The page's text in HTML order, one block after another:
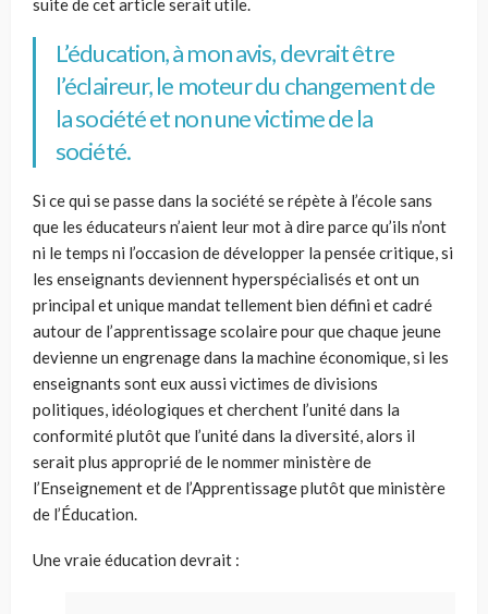
suite de cet article serait utile.
L’éducation, à mon avis, devrait être
l’éclaireur, le moteur du changement de
la société et non une victime de la
société.
Si ce qui se passe dans la société se répète à l’école sans
que les éducateurs n’aient leur mot à dire parce qu’ils n’ont
ni le temps ni l’occasion de développer la pensée critique, si
les enseignants deviennent hyperspécialisés et ont un
principal et unique mandat tellement bien défini et cadré
autour de l’apprentissage scolaire pour que chaque jeune
devienne un engrenage dans la machine économique, si les
enseignants sont eux aussi victimes de divisions
politiques, idéologiques et cherchent l’unité dans la
conformité plutôt que l’unité dans la diversité, alors il
seraitplus appropriéde le nommer ministère de
l’Enseignement et de l’Apprentissage plutôt que ministère
de l’Éducation.
Une vraie éducation devrait :